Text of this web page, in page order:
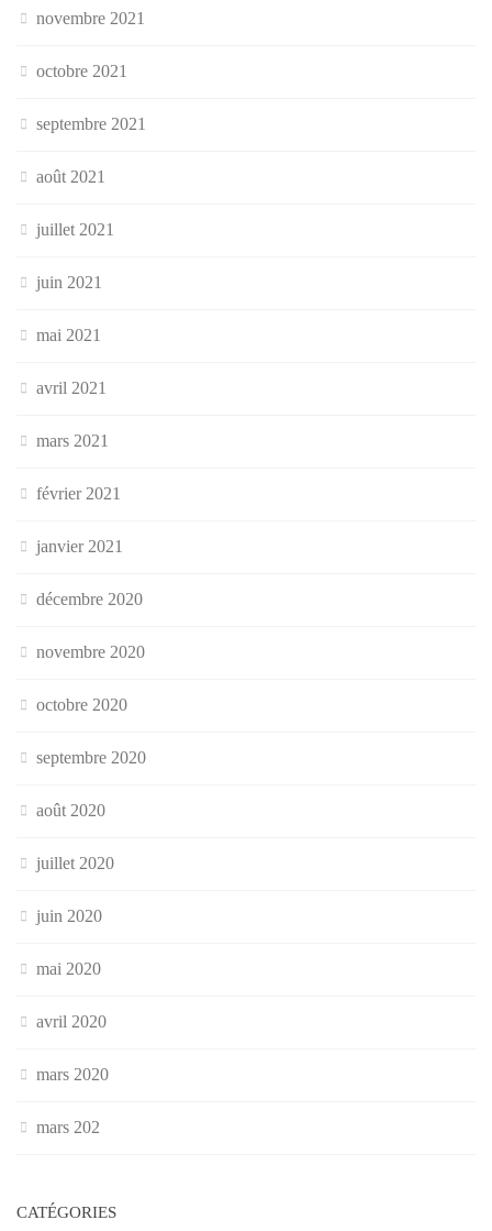
novembre 2021
octobre 2021
septembre 2021
août 2021
juillet 2021
juin 2021
mai 2021
avril 2021
mars 2021
février 2021
janvier 2021
décembre 2020
novembre 2020
octobre 2020
septembre 2020
août 2020
juillet 2020
juin 2020
mai 2020
avril 2020
mars 2020
mars 202
CATÉGORIES